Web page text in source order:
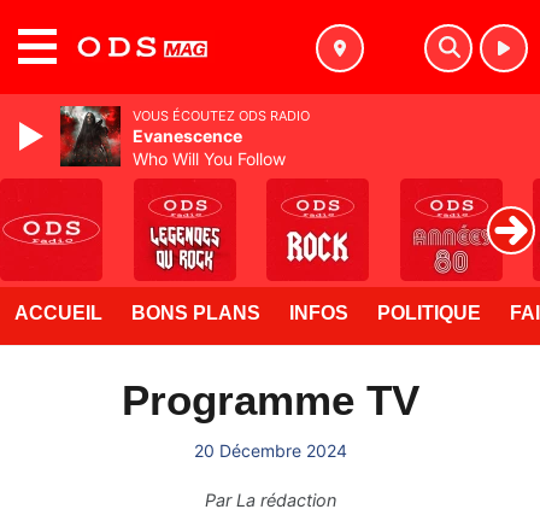
ACCUEIL BONS PLANS INFOS POLITIQUE
Programme TV
20 Décembre 2024
ParLa rédaction
VOUS ÉCOUTEZ ODS RADIO
Evanescence
Who Will You Follow